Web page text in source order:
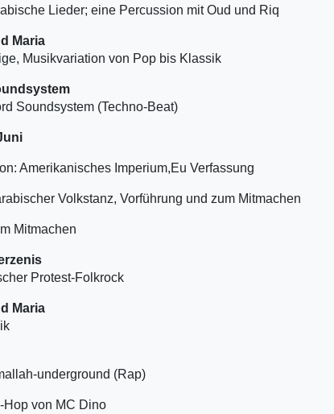
Lieder; eine Percussion mit Oud und Riq
Maria
Musikvariation von Pop bis Klassik
Soundsystem (Techno-Beat)
Amerikanisches Imperium,Eu Verfassung
Volkstanz, Vorführung und zum Mitmachen
Mitmachen
Protest-Folkrock
Maria
underground (Rap)
Hop von MC Dino